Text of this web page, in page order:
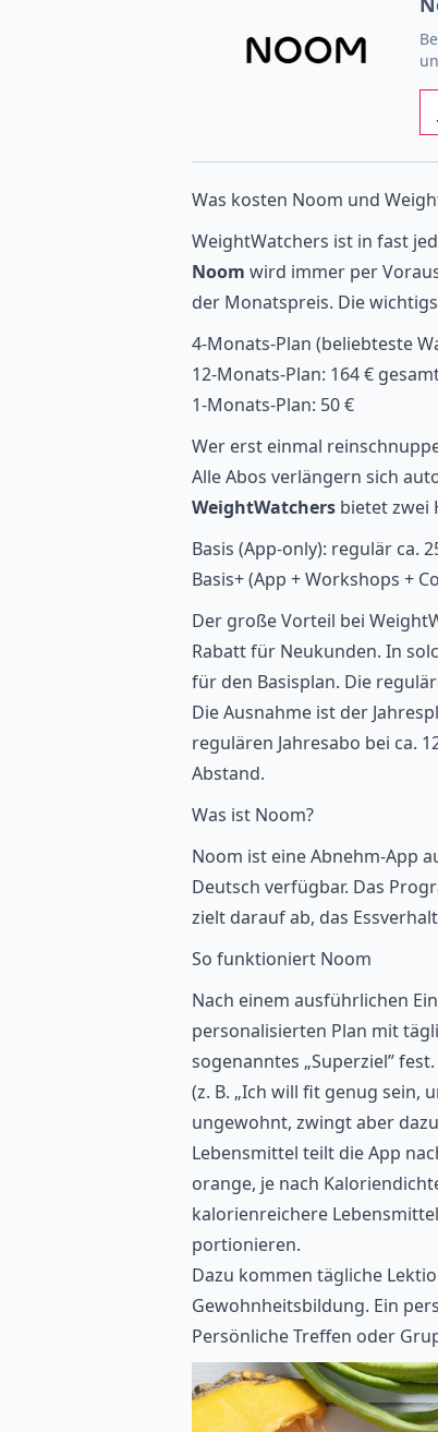
Was kosten Noom und
WeightWatchers ist in fast
Noom wird immer per
der Monatspreis. Die
4-Monats-Plan (beliebteste
12-Monats-Plan: 164 €
1-Monats-Plan: 50 €
Wer erst einmal
Alle Abos verlängern sich
WeightWatchers bietetzwei
Basis (App-only): regulär ca.
Basis+ (App + Workshops +
Der große Vorteil bei
Rabatt für Neukunden. In
für den Basisplan. Die
Die Ausnahme ist der
regulären Jahresabo bei ca.
Abstand.
Was ist Noom?
Noom ist eine Abnehm-App
Deutsch verfügbar. Das
zielt darauf ab, das
So funktioniert Noom
Nach einem ausführlichen
personalisierten Plan mit
sogenanntes „Superziel”
(z. B. „Ich will fit genug sein,
ungewohnt, zwingt aber
Lebensmittel teilt die App
orange, je nach
kalorienreichere
portionieren.
Dazu kommen tägliche
Gewohnheitsbildung. Ein
Persönliche Treffen oder